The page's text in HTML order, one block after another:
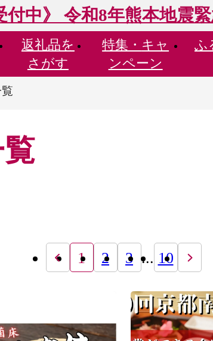
付中》 令和8年熊本地震
返礼品を
さがす
特集・ キャ
ンペーン
ふ
1 2 3 ... 10